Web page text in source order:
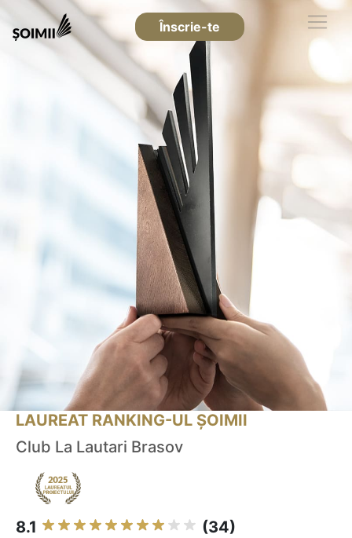
Înscrie-te
LAUREAT RANKING-UL ȘOIMII
Club La Lautari Brasov
8.1 (34)